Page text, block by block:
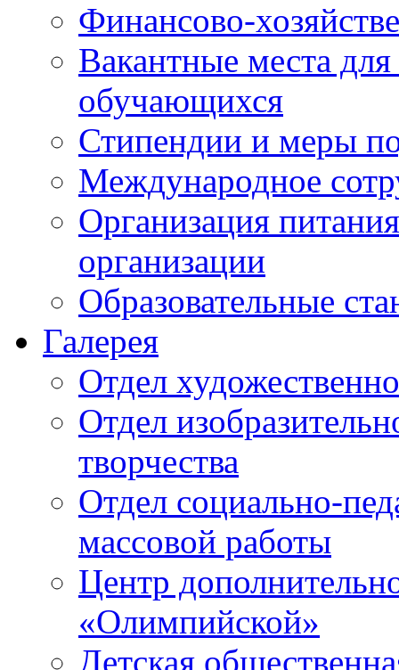
Финансово-
Вакантные места
обучающихся
Стипендии и меры
Международное
Организация
организации
Образовательные
Галерея
Отдел
Отдел
творчества
Отдел социально-
массовой работы
Центр
«Олимпийской»
Детская